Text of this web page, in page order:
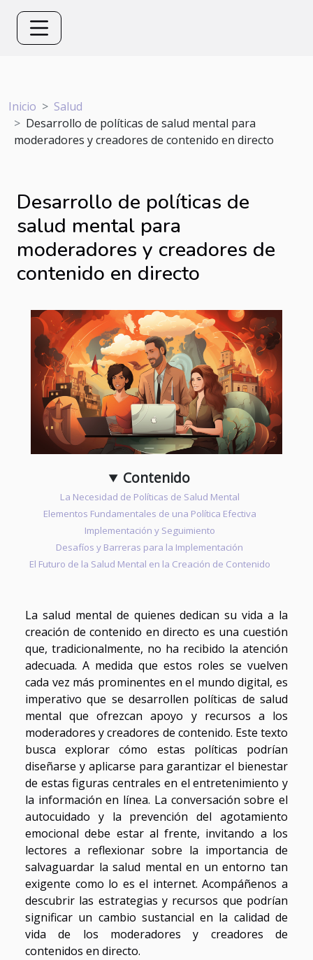
Inicio
Salud
Desarrollo de políticas de salud mental para
moderadores y creadores de contenido en directo
Desarrollo de políticas de
salud mental para
moderadores y creadores de
contenido en directo
Contenido
La Necesidad de Políticas de Salud Mental
Elementos Fundamentales de una Política Efectiva
Implementación y Seguimiento
Desafíos y Barreras para la Implementación
El Futuro de la Salud Mental en la Creación de Contenido
La salud mental de quienes dedican su vida a la
creación de contenido en directo es una cuestión
que, tradicionalmente, no ha recibido la atención
adecuada. A medida que estos roles se vuelven
cada vez más prominentes en el mundo digital, es
imperativo que se desarrollen políticas de salud
mental que ofrezcan apoyo y recursos a los
moderadores y creadores de contenido. Este texto
busca explorar cómo estas políticas podrían
diseñarse y aplicarse para garantizar el bienestar
de estas figuras centrales en el entretenimiento y
la información en línea. La conversación sobre el
autocuidado y la prevención del agotamiento
emocional debe estar al frente, invitando a los
lectores a reflexionar sobre la importancia de
salvaguardar la salud mental en un entorno tan
exigente como lo es el internet. Acompáñenos a
descubrir las estrategias y recursos que podrían
significar un cambio sustancial en la calidad de
vida de los moderadores y creadores de
contenidos en directo.